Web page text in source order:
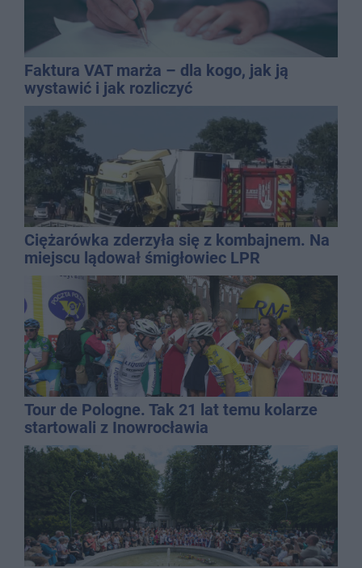
Faktura VAT marża – dla kogo, jak ją
wystawić i jak rozliczyć
Ciężarówka zderzyła się z kombajnem. Na
miejscu lądował śmigłowiec LPR
Tour de Pologne. Tak 21 lat temu kolarze
startowali z Inowrocławia